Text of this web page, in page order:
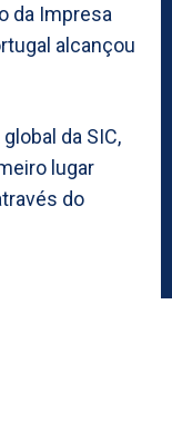
da Impresa
alcançou
da SIC,
lugar
do